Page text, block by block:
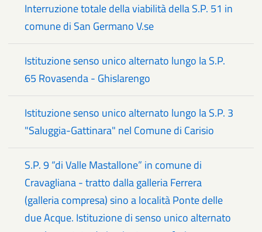
Interruzione totale della viabilità della S.P. 51 in
comune di San Germano V.se
Istituzione senso unico alternato lungo la S.P.
65 Rovasenda - Ghislarengo
Istituzione senso unico alternato lungo la S.P. 3
"Saluggia-Gattinara" nel Comune di Carisio
S.P. 9 “di Valle Mastallone” in comune di
Cravagliana - tratto dalla galleria Ferrera
(galleria compresa) sino a località Ponte delle
due Acque. Istituzione di senso unico alternato